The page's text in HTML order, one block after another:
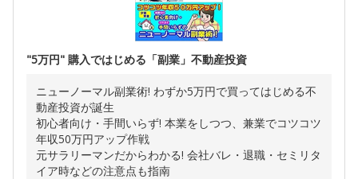
"5万円" 購入ではじめる「副業」不動産投資
ニューノーマル副業術! わずか5万円で買ってはじめる不
動産投資が誕生
初心者向け・手間いらず! 本業をしつつ、兼業でコツコツ
年収50万円アップ作戦
元サラリーマンだからわかる! 会社バレ・退職・セミリタ
イア時などの注意点も指南